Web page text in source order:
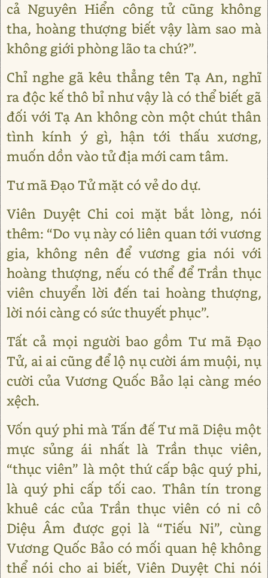
cả Nguyên Hiển công tử cũng không
tha, hoàng thượng biết vậy làm sao mà
không giới phòng lão ta chứ?”.
Chỉ nghe gã kêu thẳng tên Tạ An, nghĩ
ra độc kế thô bỉ như vậy là có thể biết gã
đối với Tạ An không còn một chút thân
tình kính ý gì, hận tới thấu xương,
muốn dồn vào tử địa mới cam tâm.
Tư mã Đạo Tử mặt có vẻ do dự.
Viên Duyệt Chi coi mặt bắt lòng, nói
thêm: “Do vụ này có liên quan tới vương
gia, không nên để vương gia nói với
hoàng thượng, nếu có thể để Trần thục
viên chuyển lời đến tai hoàng thượng,
lời nói càng có sức thuyết phục”.
Tất cả mọi người bao gồm Tư mã Đạo
Tử, ai ai cũng để lộ nụ cười ám muội, nụ
cười của Vương Quốc Bảo lại càng méo
xệch.
Vốn quý phi mà Tấn đế Tư mã Diệu một
mực sủng ái nhất là Trần thục viên,
“thục viên” là một thứ cấp bậc quý phi,
là quý phi cấp tối cao. Thân tín trong
khuê các của Trần thục viên có ni cô
Diệu Âm được gọi là “Tiếu Ni”, cùng
Vương Quốc Bảo có mối quan hệ không
thể nói cho ai biết, Viên Duyệt Chi nói